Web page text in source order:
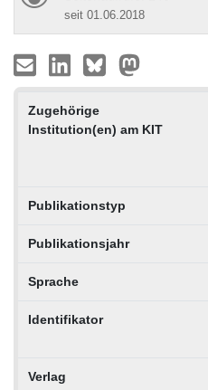
seit 01.06.2018
Zugehörige
Institution(en) am KIT
Publikationstyp
Publikationsjahr
Sprache
Identifikator
Verlag